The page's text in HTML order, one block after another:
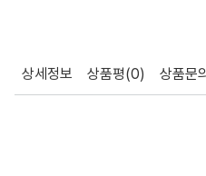
상세정보 상품평(0) 상품문의